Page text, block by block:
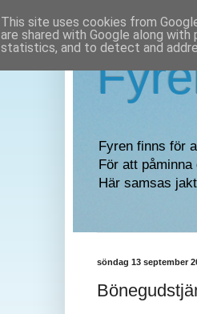
Fyren finns för
För att
Här samsas
söndag 13 september
This site uses cookies from
are shared with Google along
statistics, and to detect and